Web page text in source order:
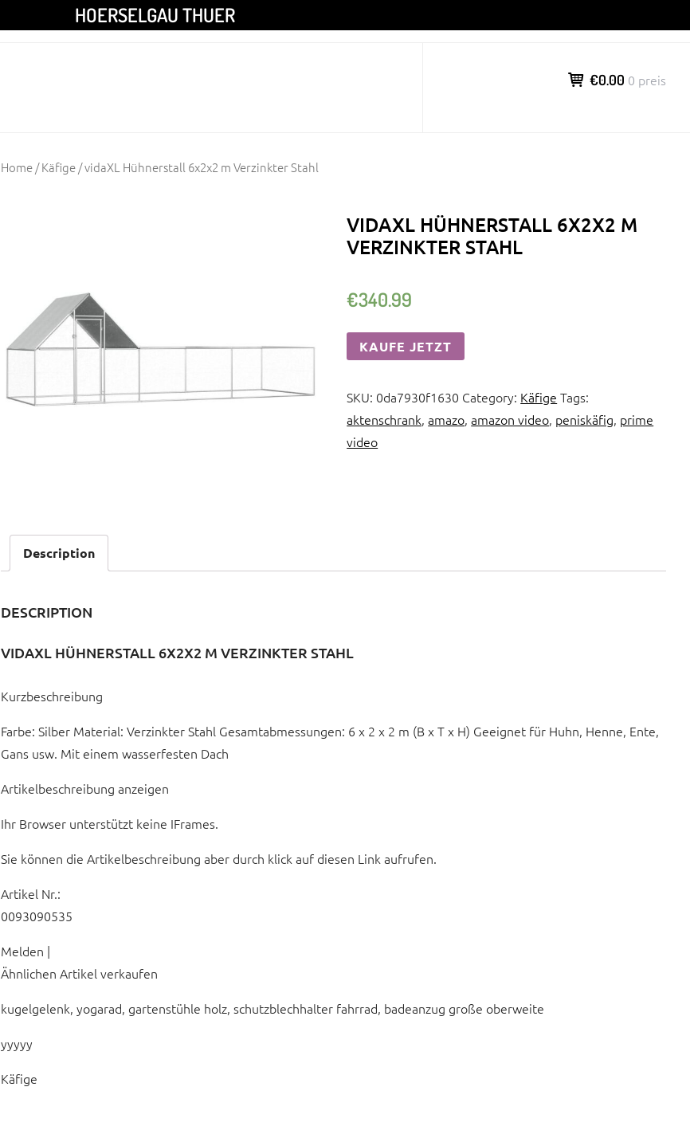
HOERSELGAU THUER
€0.00 0 preis
Home/Käfige/ vidaXL Hühnerstall 6x2x2 m Verzinkter Stahl
VIDAXL HÜHNERSTALL 6X2X2 M
VERZINKTER STAHL
€340.99
KAUFE JETZT
SKU: 0da7930f1630 Category: Käfige Tags:
aktenschrank,amazo,amazon video, peniskäfig, prime
video
Description
DESCRIPTION
VIDAXL HÜHNERSTALL 6X2X2 M VERZINKTER STAHL
Kurzbeschreibung
Farbe: Silber Material: Verzinkter Stahl Gesamtabmessungen: 6 x 2 x 2 m (B x T x H) Geeignet für Huhn, Henne, Ente,
Gans usw. Mit einem wasserfesten Dach
Artikelbeschreibung anzeigen
Ihr Browser unterstützt keine IFrames.
Sie können die Artikelbeschreibung aber durch klick auf diesen Link aufrufen.
Artikel Nr.:
0093090535
Melden |
Ähnlichen Artikel verkaufen
kugelgelenk, yogarad, gartenstühle holz, schutzblechhalter fahrrad, badeanzug große oberweite
yyyyy
Käfige